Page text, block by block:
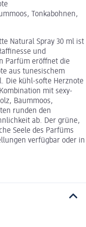
Tonkabohnen,
Natural Spray 30 ml ist
und
Parfüm eröffnet die
aus tunesischem
Die kühl-softe Herznote
mit sexy-
Baummoos,
runden den
ab. Der grüne,
Seele des Parfüms
verfügbar oder in